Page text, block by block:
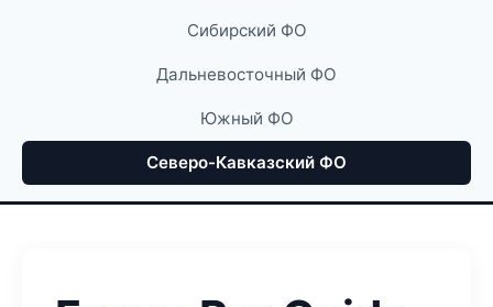
Сибирский ФО
Дальневосточный ФО
Южный ФО
Северо-Кавказский ФО